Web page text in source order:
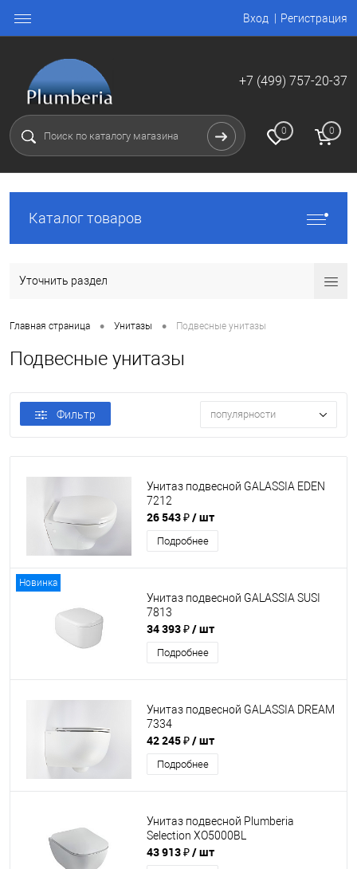
Вход Регистрация
+7 (499) 757-20-37
0 0
Каталог товаров
Уточнить раздел
Главная страница • Унитазы • Подвесные унитазы
Подвесные унитазы
Фильтр популярности
Унитаз подвесной GALASSIA EDEN
7212
26 543 ₽/ шт
Подробнее
Новинка
Унитаз подвесной GALASSIA SUSI
7813
34 393 ₽/ шт
Подробнее
Унитаз подвесной GALASSIA DREAM
7334
42 245 ₽/ шт
Подробнее
Унитаз подвесной Plumberia
Selection XO5000BL
43 913 ₽/ шт